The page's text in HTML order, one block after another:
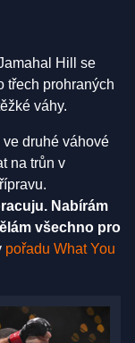
Hill se
třech prohraných
váhy.
druhé váhové
na trůn v
Nabírám
všechno pro
pořadu What You